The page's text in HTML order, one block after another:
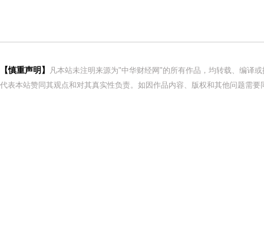
【慎重声明】
凡本站未注明来源为"中华财经网"的所有作品，均转载、编译
代表本站赞同其观点和对其真实性负责。如因作品内容、版权和其他问题需